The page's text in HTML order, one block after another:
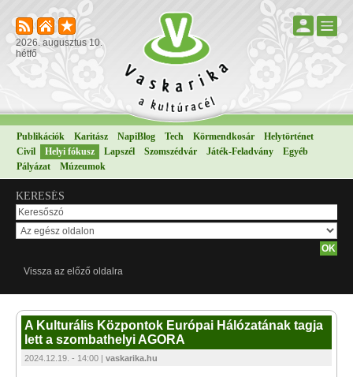
2026. augusztus 10.
hétfő
Publikációk Karitász NapiBlog Tech Körmendkosár
Helytörténet
Civil
Helyi fókusz Lapszél Szomszédvár Játék-Feladvány
Egyéb
Pályázat
Múzeumok
KERESÉS
Vissza az előző oldalra
A Kulturális Központok Európai Hálózatának tagja
lett a szombathelyi AGORA
2024.12.19. - 14:00 | vaskarika.hu